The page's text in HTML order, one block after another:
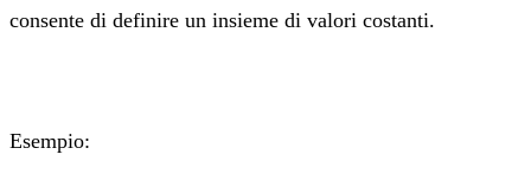
consente di definire un insieme di valori costanti.
Esempio: